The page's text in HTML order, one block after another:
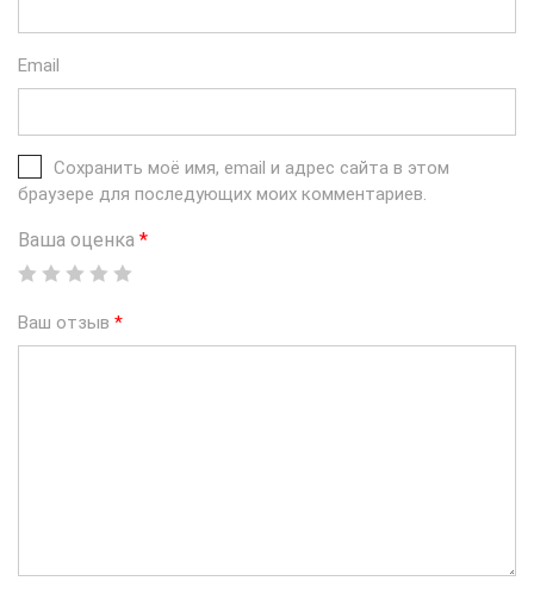
Email
Сохранить моё имя, email и адрес сайта в этом
браузере для последующих моих комментариев.
Ваша оценка *
Ваш отзыв *